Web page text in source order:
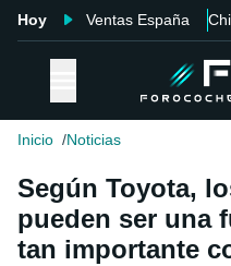
Hoy Ventas España
Inicio Noticias
Según Toyota,
pueden ser una
tan importante